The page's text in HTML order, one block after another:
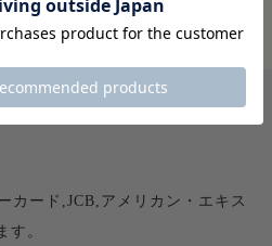
カード,JCB,アメリカン・エキス
す。